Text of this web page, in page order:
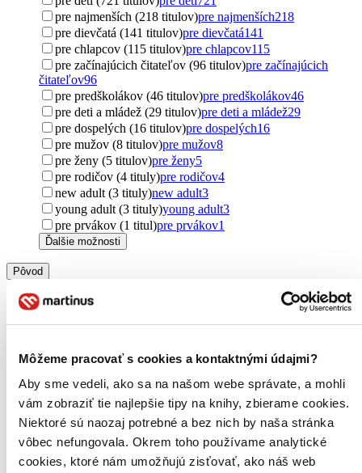
Môžeme pracovať s cookies a kontaktnými údajmi?
Aby sme vedeli, ako sa na našom webe správate, a mohli
vám zobraziť tie najlepšie tipy na knihy, zbierame cookies.
Niektoré sú naozaj potrebné a bez nich by naša stránka
vôbec nefungovala. Okrem toho používame analytické
cookies, ktoré nám umožňujú zisťovať, ako náš web
pre najmenších (218 titulov)pre najmenších218
pre dievčatá (141 titulov)pre dievčatá141
pre chlapcov (115 titulov)pre chlapcov115
pre začínajúcich čitateľov (96 titulov)pre začínajúcich
čitateľov96
pre predškolákov (46 titulov)pre predškolákov46
pre deti a mládež (29 titulov)pre deti a mládež29
pre dospelých (16 titulov)pre dospelých16
pre mužov (8 titulov)pre mužov8
pre ženy (5 titulov)pre ženy5
pre rodičov (4 tituly)pre rodičov4
new adult (3 tituly)new adult3
young adult (3 tituly)young adult3
pre prvákov (1 titul)pre prvákov1
Ďalšie možnosti
Pôvod
zahraničný (103 titulov)
Poľsko (22 titulov)
Poľsko
22
Spojené štáty (15 titulov)
Spojené štáty
severský (13 titulov)severský13
Nemecko (11 titulov)Nemecko11
Francúzsko (9 titulov)Francúzsko9
Švédsko (8 titulov)
Írsko (7 titulov) Írsko7
Maďarsko (7 titulov)Maďarsko7